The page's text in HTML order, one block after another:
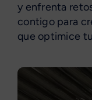
y enfrenta
contigo para
que optimice